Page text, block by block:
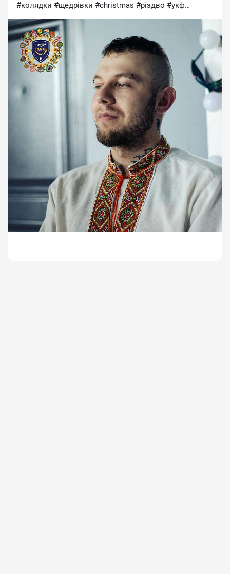
#колядки #щедрівки #christmas #різдво #укф